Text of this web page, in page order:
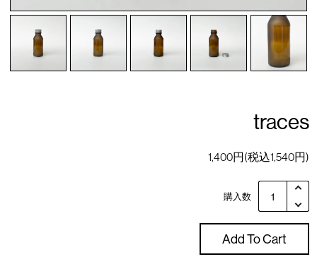
traces
1,400円(税込1,540円)
購入数
Add To Cart